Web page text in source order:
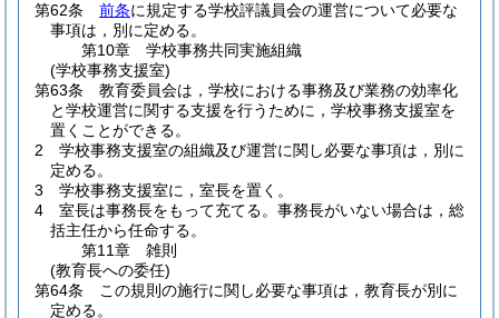
第62条
前条に規定する学校評議員会の運営について必要な
事項は，別に定める。
第10章
学校事務共同実施組織
(学校事務支援室)
第63条
教育委員会は，学校における事務及び業務の効率化
と学校運営に関する支援を行うために，学校事務支援室を
置くことができる。
2
学校事務支援室の組織及び運営に関し必要な事項は，別に
定める。
3
学校事務支援室に，室長を置く。
4
室長は事務長をもって充てる。 事務長がいない場合は，総
括主任から任命する。
第11章
雑則
(教育長への委任)
第64条
この規則の施行に関し必要な事項は，教育長が別に
定める。